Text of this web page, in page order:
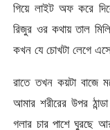
গিয়ে লাইট অফ করে
রিজুর ওর কথায় তাল
কখন যে চোখটা লেগে
রাতে তখন কয়টা বাজে
আমার শরীরের উপর
গলার চার পাশে